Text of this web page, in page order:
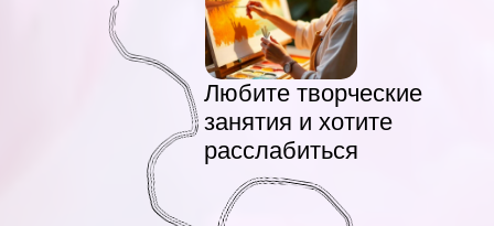
Любите творческие
занятия и хотите
расслабиться